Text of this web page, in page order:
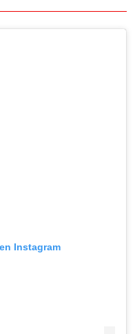
Instagram